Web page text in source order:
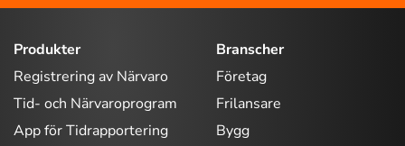
Produkter
Registrering av Närvaro
Tid- och Närvaroprogram
App för Tidrapportering
Branscher
Företag
Frilansare
Bygg